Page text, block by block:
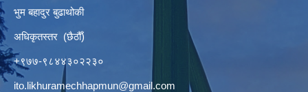
भुम बहादुर बुढाथोकी
अधिकृतस्तर (छैठौँ)
+९७७-९८४४३०२२३०
ito.likhuramechhapmun@gmail.com